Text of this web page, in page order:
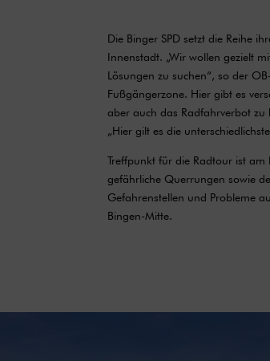
Die Binger SPD setzt die Reihe
Innenstadt. „Wir wollen gezielt
Lösungen zu suchen“, so der
Fußgängerzone. Hier gibt es
aber auch das Radfahrverbot zu
„Hier gilt es die
Treffpunkt für die Radtour ist am
gefährliche Querrungen sowie
Gefahrenstellen und Probleme
Bingen-Mitte.